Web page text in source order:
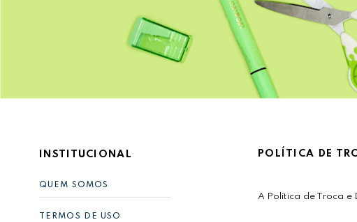
INSTITUCIONAL
QUEM SOMOS
TERMOS DE USO
POLÍTICA DE
A Política de Troca e